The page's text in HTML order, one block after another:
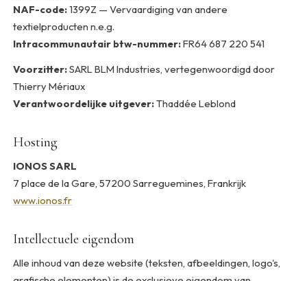
NAF-code:1399Z — Vervaardiging van andere
textielproducten n.e.g.
Intracommunautair btw-nummer:FR64 687 220 541
Voorzitter:SARL BLM Industries, vertegenwoordigd door
Thierry Mériaux
Verantwoordelijke uitgever:Thaddée Leblond
Hosting
IONOS SARL
7 place de la Gare, 57200 Sarreguemines, Frankrijk
www.ionos.fr
Intellectuele eigendom
Alle inhoud van deze website (teksten, afbeeldingen, logo's,